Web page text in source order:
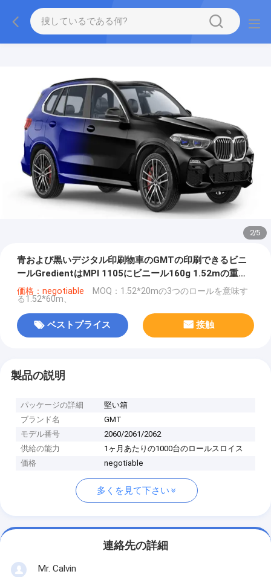
2/5
青および黒いデジタル印刷物車のGMTの印刷できるビニ
ールGredientはMPI 1105にビニール160g 1.52mの重合
体の代理を包む
価格：negotiable MOQ：1.52*20mの3つのロールを意味す
る1.52*60m、
ベストプライス 接触
製品の説明
パッケージの詳細
堅い箱
ブランド名
GMT
モデル番号
2060/2061/2062
供給の能力
1ヶ月あたりの1000台のロールスロイス
価格
negotiable
多くを見て下さい
連絡先の詳細
Mr. Calvin